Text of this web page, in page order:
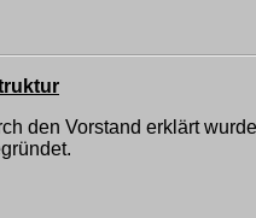
den Vorstand erklärt